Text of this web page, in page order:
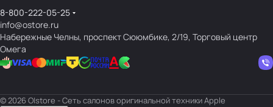
8-800-222-05-25
info@ostore.ru
Набережные Челны, проспект Сююмбике, 2/19, Торговый центр
Омега
© 2026 O|store - Сеть салонов оригинальной техники Apple